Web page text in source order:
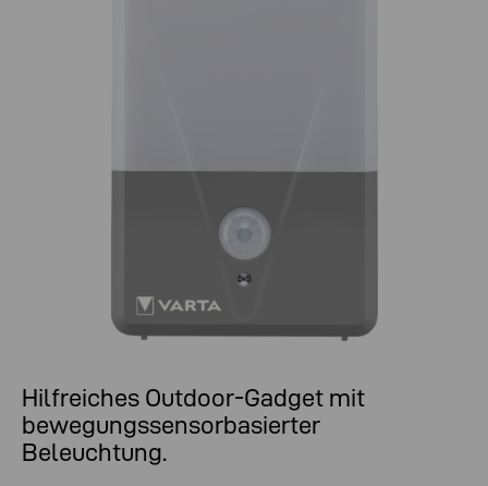
Hilfreiches Outdoor-Gadget mit
bewegungssensorbasierter
Beleuchtung.